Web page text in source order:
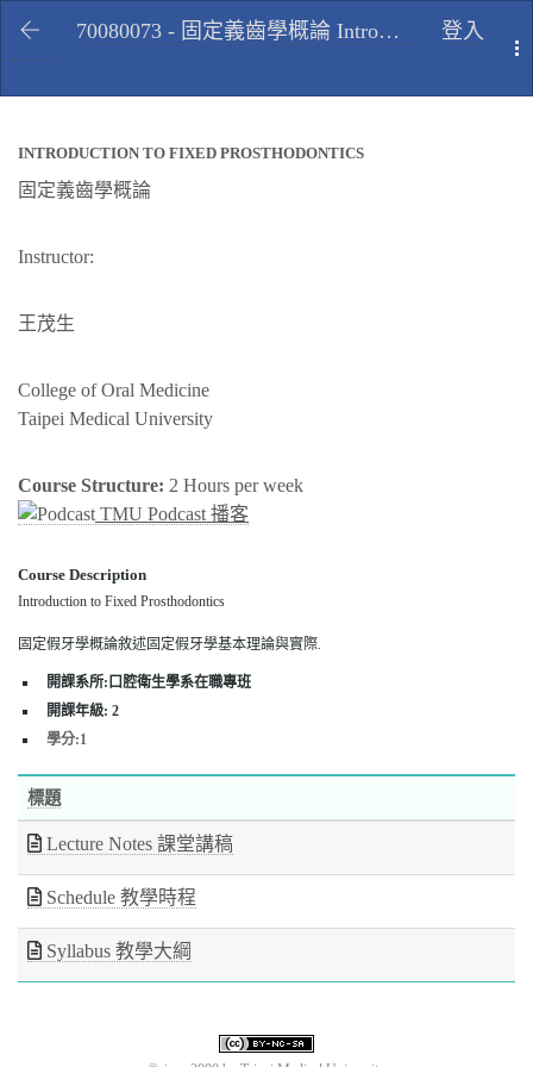
登入
70080073 - 固定義齒學概論 Introduction to fixed prosthodontics, Fall 2009
INTRODUCTION TO FIXED PROSTHODONTICS
固定義齒學概論
Instructor:
王茂生
College of Oral Medicine
Taipei Medical University
Course Structure: 2 Hours per week
TMU Podcast 播客
Course Description
Introduction to Fixed Prosthodontics
固定假牙學概論敘述固定假牙學基本理論與實際.
開課系所:口腔衛生學系在職專班
開課年級: 2
學分:1
標題
Lecture Notes 課堂講稿
Schedule 教學時程
Syllabus 教學大綱